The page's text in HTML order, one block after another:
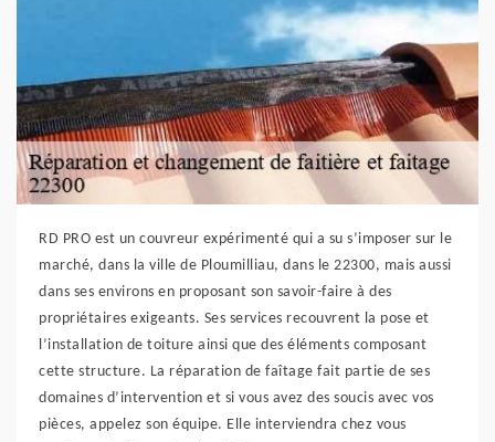
RD PRO est un couvreur expérimenté qui a su s’imposer sur le
marché, dans la ville de Ploumilliau, dans le 22300, mais aussi
dans ses environs en proposant son savoir-faire à des
propriétaires exigeants. Ses services recouvrent la pose et
l’installation de toiture ainsi que des éléments composant
cette structure. La réparation de faîtage fait partie de ses
domaines d’intervention et si vous avez des soucis avec vos
pièces, appelez son équipe. Elle interviendra chez vous